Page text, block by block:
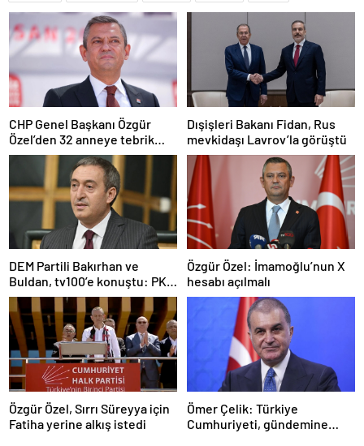
CHP Genel Başkanı Özgür
Özel’den 32 anneye tebrik
telefonu
Dışişleri Bakanı Fidan, Rus
mevkidaşı Lavrov’la görüştü
DEM Partili Bakırhan ve
Buldan, tv100’e konuştu: PKK
ne zaman kendini feshedecek
Özgür Özel: İmamoğlu’nun X
hesabı açılmalı
Özgür Özel, Sırrı Süreyya için
Fatiha yerine alkış istedi
Ömer Çelik: Türkiye
Cumhuriyeti, gündemine